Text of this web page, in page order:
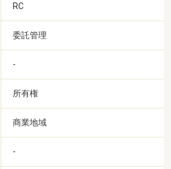
RC
委託管理
-
所有権
商業地域
-